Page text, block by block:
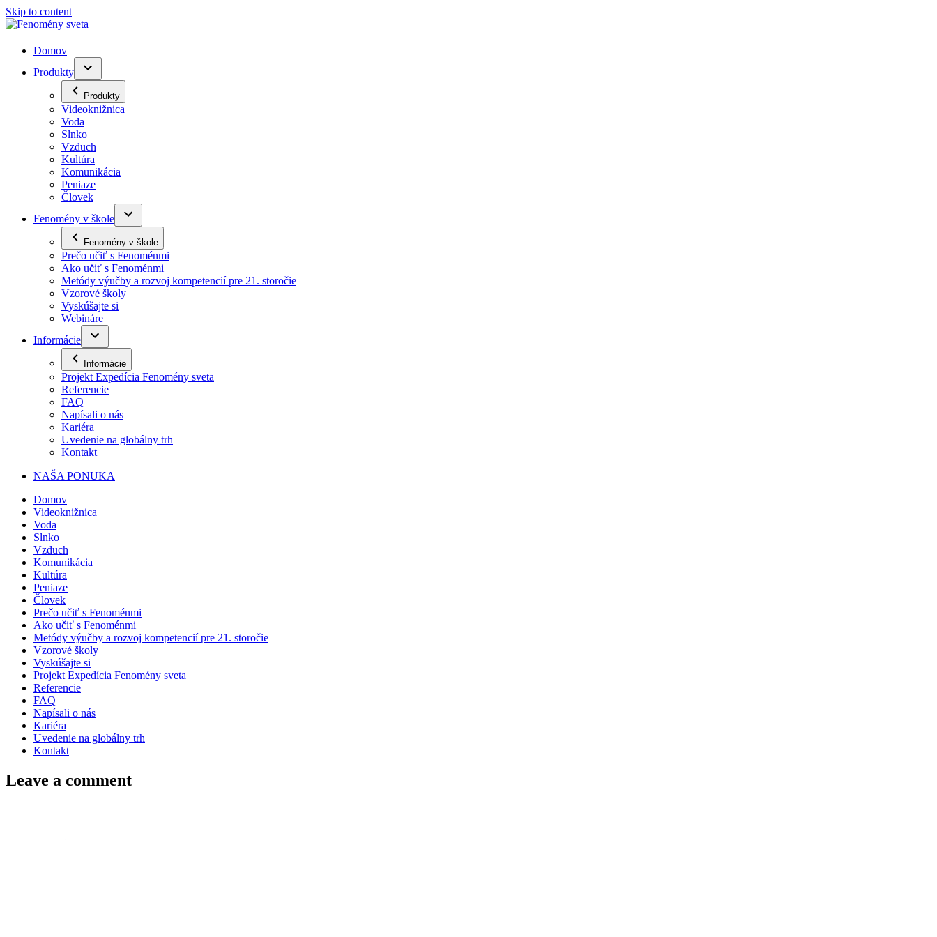
Skip to content
Domov
Produkty
Produkty
Videoknižnica
Voda
Slnko
Vzduch
Kultúra
Komunikácia
Peniaze
Človek
Fenomény v škole
Fenomény v škole
Prečo učiť s Fenoménmi
Ako učiť s Fenoménmi
Metódy výučby a rozvoj kompetencií pre 21. storočie
Vzorové školy
Vyskúšajte si
Webináre
Informácie
Informácie
Projekt Expedícia Fenomény sveta
Referencie
FAQ
Napísali o nás
Kariéra
Uvedenie na globálny trh
Kontakt
NAŠA PONUKA
Domov
Videoknižnica
Voda
Slnko
Vzduch
Komunikácia
Kultúra
Peniaze
Človek
Prečo učiť s Fenoménmi
Ako učiť s Fenoménmi
Metódy výučby a rozvoj kompetencií pre 21. storočie
Vzorové školy
Vyskúšajte si
Projekt Expedícia Fenomény sveta
Referencie
FAQ
Napísali o nás
Kariéra
Uvedenie na globálny trh
Kontakt
Leave a comment